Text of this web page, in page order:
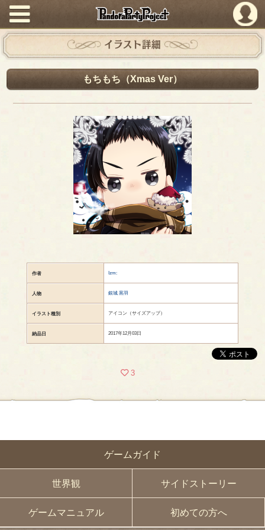
PandoraPartyProject
ゲームガイド
世界観 サイドストーリー
ゲームマニュアル 初めての方へ
イラスト詳細
もちもち（Xmas Ver）
作者 Izm:
人物 銀城 黒羽
イラスト種別 アイコン（サイズアップ）
納品日 2017年12月03日
3